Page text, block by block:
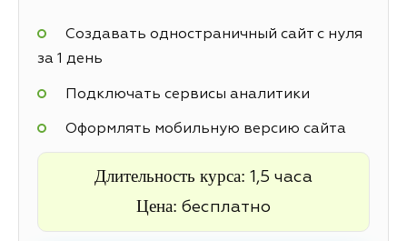
Создавать одностраничный сайт с нуля
за 1 день
Подключать сервисы аналитики
Оформлять мобильную версию сайта
Длительность курса: 1,5 часа
Цена: бесплатно